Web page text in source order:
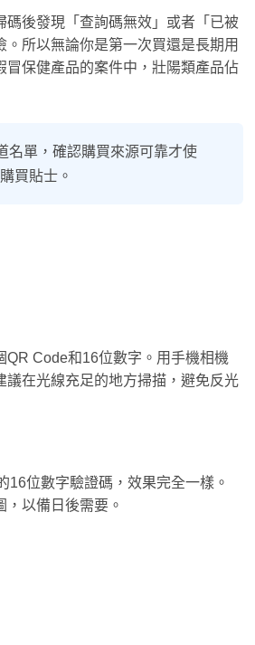
後發現「查詢碼無效」或者「已被
所以無論你是第一次買還是長期用
保健產品的案件中，壯陽類產品佔
名單，確認購買來源可靠才使
買貼士。
Code和16位數字。用手機相機
在光線充足的地方掃描，避免反光
位數字驗證碼，效果完全一樣。
以備日後需要。